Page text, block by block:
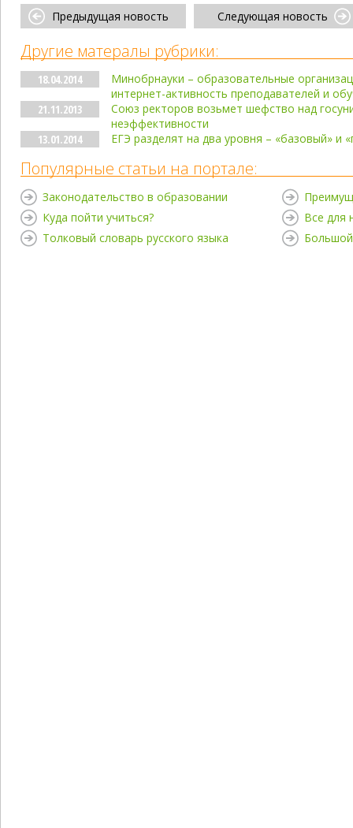
Предыдущая новость Следующая новость
Другие матералы рубрики:
18.04.2014
Минобрнауки – образовательные
интернет-активность преподавателей и
21.11.2013
Союз ректоров возьмет шефство над
неэффективности
13.01.2014
ЕГЭ разделят на два уровня – «базовый» и
Популярные статьи на портале:
Законодательство в образовании
Куда пойти учиться?
Толковый словарь русского языка
Все для
Большой